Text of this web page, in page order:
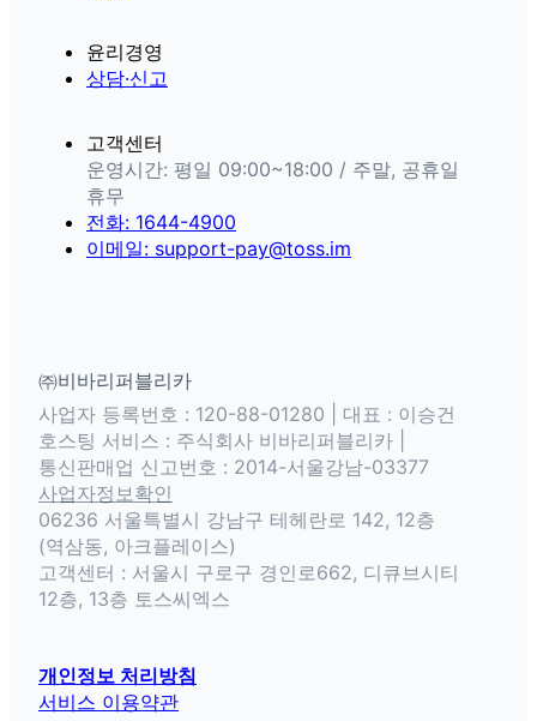
윤리경영
상담·신고
고객센터
운영시간: 평일 09:00~18:00 / 주말, 공휴일
휴무
전화: 1644-4900
이메일: support-pay@toss.im
㈜비바리퍼블리카
사업자 등록번호 : 120-88-01280 | 대표 : 이승건
호스팅 서비스 : 주식회사 비바리퍼블리카 |
통신판매업 신고번호 : 2014-서울강남-03377
사업자정보확인
06236 서울특별시 강남구 테헤란로 142, 12층
(역삼동, 아크플레이스)
고객센터 : 서울시 구로구 경인로662, 디큐브시티
12층, 13층 토스씨엑스
개인정보 처리방침
서비스 이용약관